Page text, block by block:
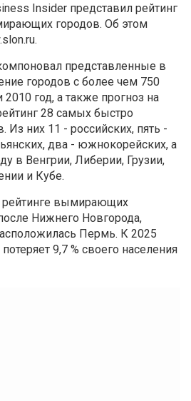
Insider представил рейтинг
городов. Об этом
представленные в
городов с более чем 750
год, а также прогноз на
28 самых быстро
них 11 - российских, пять -
два - южнокорейских, а
в Венгрии, Либерии, Грузии,
и Кубе.
рейтинге вымирающих
Нижнего Новгорода,
Пермь. К 2025
9,7 % своего населения